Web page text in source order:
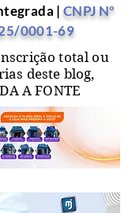
| CNPJ Nº
/0001-69
total ou
deste blog,
A FONTE